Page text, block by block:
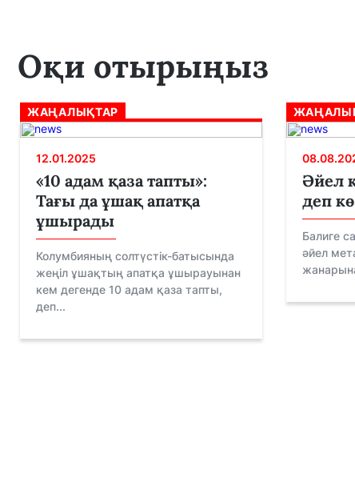
Оқи отырыңыз
ЖАҢАЛЫҚТАР
12.01.2025
«10 адам қаза тапты»:
Тағы да ұшақ апатқа
ұшырады
Колумбияның солтүстік-батысында
жеңіл ұшақтың апатқа ұшырауынан
кем дегенде 10 адам қаза тапты,
деп...
Әйел
деп
Балиге
әйел